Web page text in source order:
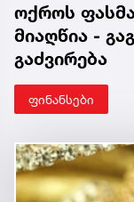
ოქროს
მიაღწია -
გაძვირება
ფინანსები